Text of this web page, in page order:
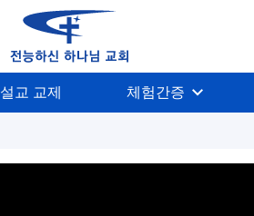
설교 교제 체험간증